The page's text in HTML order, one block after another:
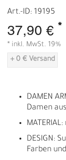
Art.-ID: 19195
37,90 € *
* inkl. MwSt. 19%
+ 0 € Versand
DAMEN
Damen
DESIGN:
Farben